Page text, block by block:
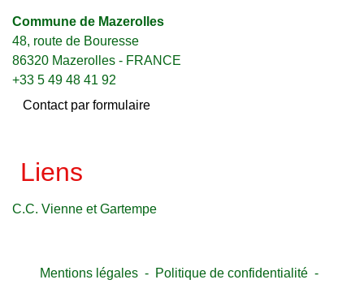
Commune de Mazerolles
48, route de Bouresse
86320 Mazerolles - FRANCE
+33 5 49 48 41 92
Contact par formulaire
Liens
C.C. Vienne et Gartempe
Mentions légales - Politique de confidentialité -